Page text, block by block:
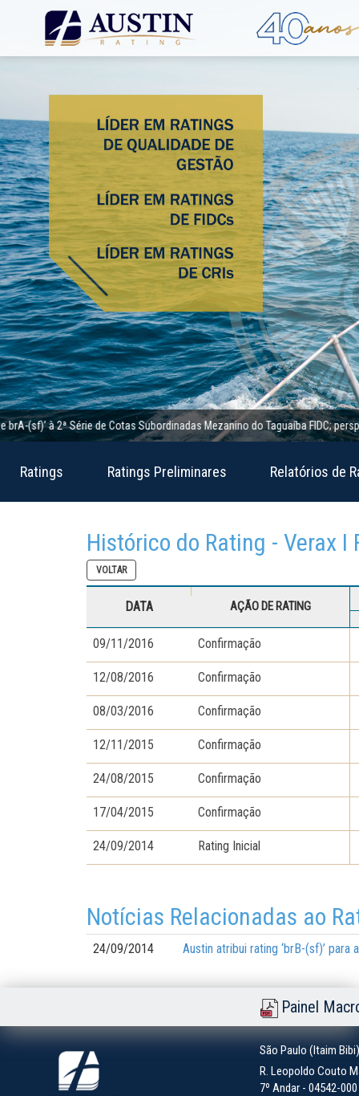
à 2ª Série de Cotas Subordinadas Mezanino do Taguaíba FIDC; perspectiva
Ratings Ratings Preliminares Relatórios de
Histórico do Rating - Verax I
VOLTAR
DATA AÇÃO DE RATING
09/11/2016 Confirmação
12/08/2016 Confirmação
08/03/2016 Confirmação
12/11/2015 Confirmação
24/08/2015 Confirmação
17/04/2015 Confirmação
24/09/2014 Rating Inicial
Notícias Relacionadas ao
24/09/2014 Austin atribui rating ‘brB-(sf)’
Painel
São Paulo (Itaim Bibi)
R. Leopoldo Couto
7º Andar - 04542-